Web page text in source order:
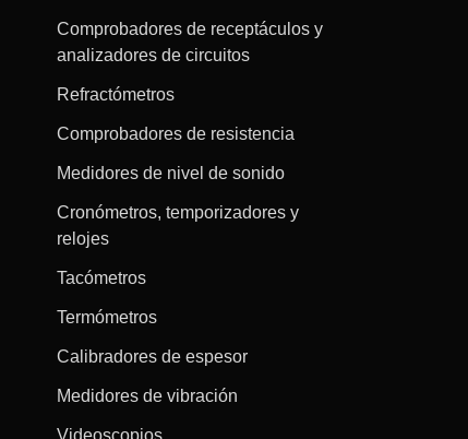
Comprobadores de receptáculos y
analizadores de circuitos
Refractómetros
Comprobadores de resistencia
Medidores de nivel de sonido
Cronómetros, temporizadores y
relojes
Tacómetros
Termómetros
Calibradores de espesor
Medidores de vibración
Videoscopios